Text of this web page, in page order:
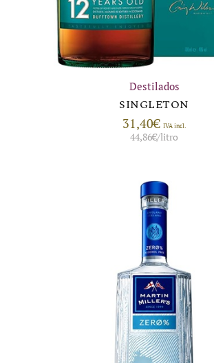
Destilados
SINGLETON
31,40€ IVA incl.
44,86€/litro